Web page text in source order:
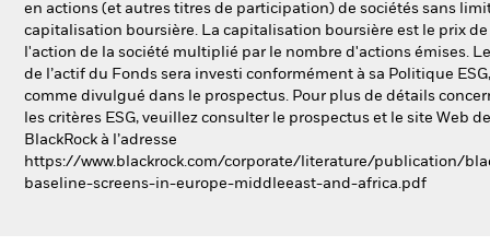
en actions (et autres titres de participation) de sociétés sans
capitalisation boursière. La capitalisation boursière est le prix de
l'action de la société multiplié par le nombre d'actions émises.
de l’actif du Fonds sera investi conformément à sa Politique ESG,
comme divulgué dans le prospectus. Pour plus de détails
les critères ESG, veuillez consulter le prospectus et le site Web de
BlackRock à l’adresse
https://www.blackrock.com/corporate/literature/publication/
baseline-screens-in-europe-middleeast-and-africa.pdf